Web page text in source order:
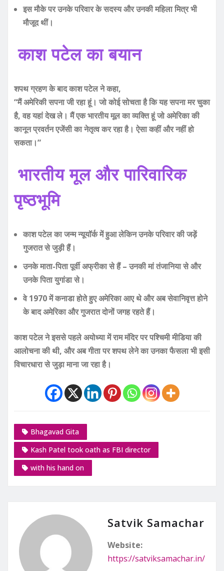
इस मौके पर उनके परिवार के सदस्य और उनकी महिला मित्र भी
मौजूद थीं।
काश पटेल का बयान
शपथ ग्रहण के बाद काश पटेल ने कहा,
“मैं अमेरिकी सपना जी रहा हूं। जो कोई सोचता है कि यह सपना मर चुका
है, वह यहां देख ले। मैं एक भारतीय मूल का व्यक्ति हूं जो अमेरिका की
कानून प्रवर्तन एजेंसी का नेतृत्व कर रहा है। ऐसा कहीं और नहीं हो
सकता।”
भारतीय मूल और पारिवारिक
पृष्ठभूमि
काश पटेल का जन्म न्यूयॉर्क में हुआ लेकिन उनके परिवार की जड़ें
गुजरात से जुड़ी हैं।
उनके माता-पिता पूर्वी अफ्रीका से हैं – उनकी मां तंजानिया से और
उनके पिता युगांडा से।
वे 1970 में कनाडा होते हुए अमेरिका आए थे और अब सेवानिवृत्त होने
के बाद अमेरिका और गुजरात दोनों जगह रहते हैं।
काश पटेल ने इससे पहले अयोध्या में राम मंदिर पर पश्चिमी मीडिया की
आलोचना की थी, और अब गीता पर शपथ लेने का उनका फैसला भी इसी
विचारधारा से जुड़ा माना जा रहा है।
Bhagavad Gita
Kash Patel took oath as FBI director
with his hand on
Satvik Samachar
Website:
https://satviksamachar.in/